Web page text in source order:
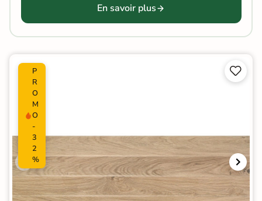
En savoir plus
P
R
O
M
O
-
3
2
%

